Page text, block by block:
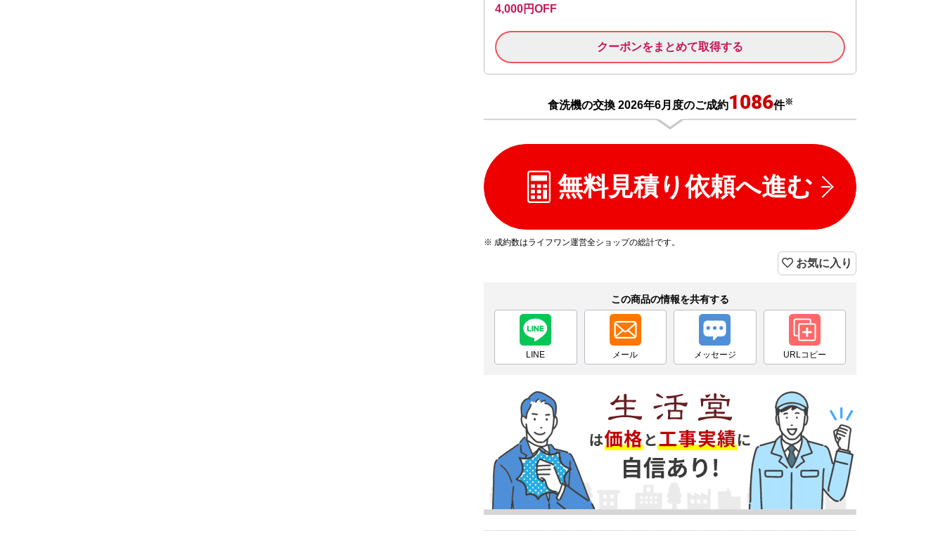
4,000円OFF
クーポンをまとめて取得する
食洗機の交換 2026年6月度のご成約1086件※
無料見積り依頼へ進む
※ 成約数はライフワン運営全ショップの総計です。
お気に入り
この商品の情報を共有する
LINE メール メッセージ URLコピー